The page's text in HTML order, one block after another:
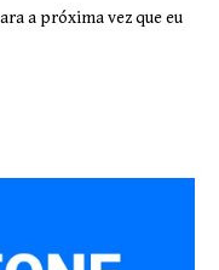
a próxima vez que eu